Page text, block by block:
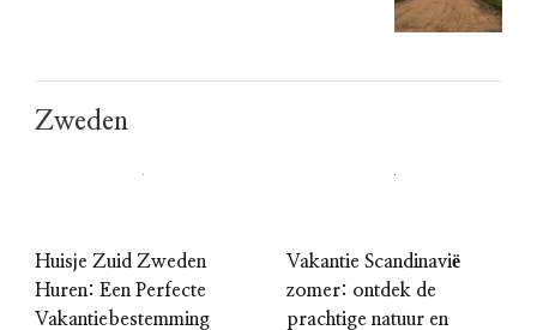
Zweden
Huisje Zuid Zweden
Huren: Een Perfecte
Vakantiebestemming
Vakantie Scandinavië
zomer: ontdek de
prachtige natuur en